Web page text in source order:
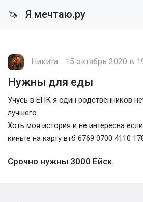
🦄 Я мечтаю.ру
Никита 15 октябрь 2020 в
Нужны для еды
Учусь в ЕПК я один родственников
лучшего
Хоть моя история и не интересна
киньте на карту втб 6769 0700 4110
Срочно нужны 3000 Ейск.